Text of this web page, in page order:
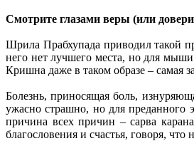
Смотрите глазами веры (или
Шрила Прабхупада приводил такой
него нет лучшего места, но для
Кришна даже в таком образе – самая
Болезнь, приносящая боль,
ужасно страшно, но для преданного
причина всех причин – сарва
благословения и счастья, говоря,